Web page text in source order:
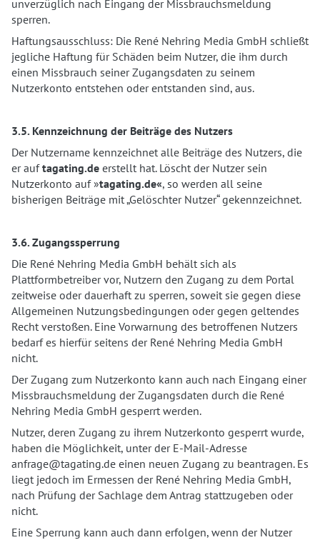
unverzüglich nach Eingang der Missbrauchsmeldung
sperren.
Haftungsausschluss: Die René Nehring Media GmbH schließt
jegliche Haftung für Schäden beim Nutzer, die ihm durch
einen Missbrauch seiner Zugangsdaten zu seinem
Nutzerkonto entstehen oder entstanden sind, aus.
3.5. Kennzeichnung der Beiträge des Nutzers
Der Nutzername kennzeichnet alle Beiträge des Nutzers, die
er auftagating.de erstellt hat. Löscht der Nutzer sein
Nutzerkonto auf »tagating.de«, so werden all seine
bisherigen Beiträge mit „Gelöschter Nutzer“ gekennzeichnet.
3.6. Zugangssperrung
Die René Nehring Media GmbH behält sich als
Plattformbetreiber vor, Nutzern den Zugang zu dem Portal
zeitweise oder dauerhaft zu sperren, soweit sie gegen diese
Allgemeinen Nutzungsbedingungen oder gegen geltendes
Recht verstoßen. Eine Vorwarnung des betroffenen Nutzers
bedarf es hierfür seitens der René Nehring Media GmbH
nicht.
Der Zugang zum Nutzerkonto kann auch nach Eingang einer
Missbrauchsmeldung der Zugangsdaten durch die René
Nehring Media GmbH gesperrt werden.
Nutzer, deren Zugang zu ihrem Nutzerkonto gesperrt wurde,
haben die Möglichkeit, unter der E-Mail-Adresse
anfrage@tagating.de einen neuen Zugang zu beantragen. Es
liegt jedoch im Ermessen der René Nehring Media GmbH,
nach Prüfung der Sachlage dem Antrag stattzugeben oder
nicht.
Eine Sperrung kann auch dann erfolgen, wenn der Nutzer